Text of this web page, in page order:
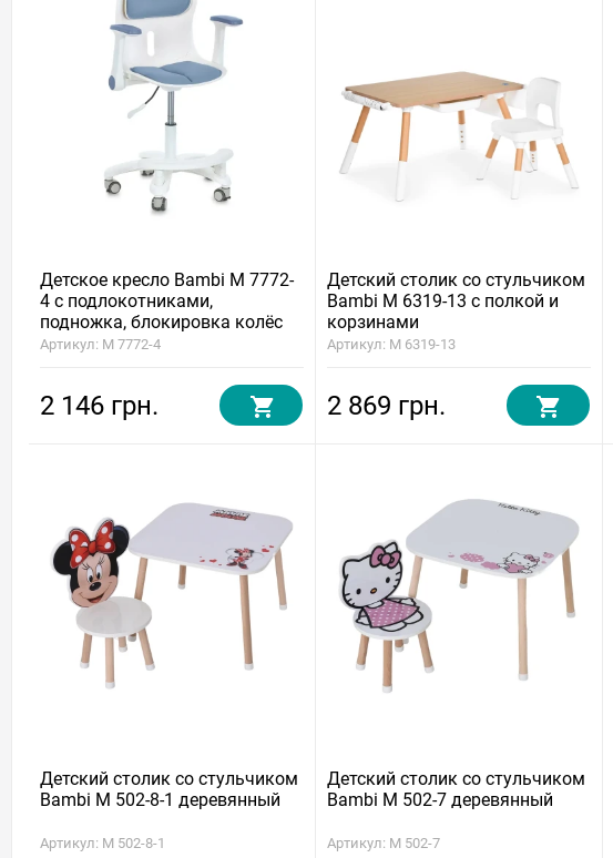
Детское кресло Bambi M 7772-
4 с подлокотниками,
подножка, блокировка колёс
Артикул: M 7772-4
2 146 грн.
Детский столик со стульчиком
Bambi M 6319-13 с полкой и
корзинами
Артикул: M 6319-13
2 869 грн.
Детский столик со стульчиком
Bambi M 502-8-1 деревянный
Артикул: M 502-8-1
Детский столик со стульчиком
Bambi M 502-7 деревянный
Артикул: M 502-7